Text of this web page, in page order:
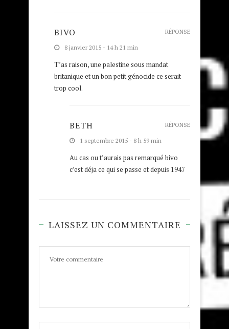
BIVO
8 janvier 2015 - 14 h 21 min
T’as raison, une palestine sous mandat
britanique et un bon petit génocide ce serait
trop cool.
RÉPONSE
BETH
1 septembre 2015 - 8 h 59 min
Au cas ou t’aurais pas remarqué bivo
c’est déja ce qui se passe et depuis 1947
RÉPONSE
LAISSEZ UN COMMENTAIRE